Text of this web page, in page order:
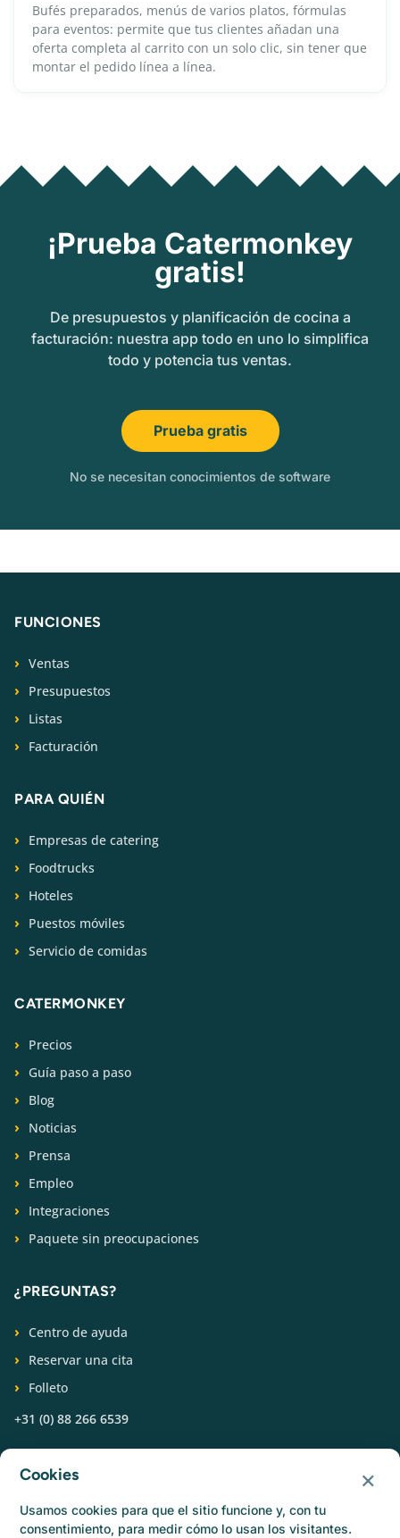
Bufés preparados, menús de varios platos, fórmulas
para eventos: permite que tus clientes añadan una
oferta completa al carrito con un solo clic, sin tener que
montar el pedido línea a línea.
¡Prueba Catermonkey
gratis!
De presupuestos y planificación de cocina a
facturación: nuestra app todo en uno lo simplifica
todo y potencia tus ventas.
Prueba gratis
No se necesitan conocimientos de software
FUNCIONES
Ventas
Presupuestos
Listas
Facturación
PARA QUIÉN
Empresas de catering
Foodtrucks
Hoteles
Puestos móviles
Servicio de comidas
CATERMONKEY
Precios
Guía paso a paso
Blog
Noticias
Prensa
Empleo
Integraciones
Paquete sin preocupaciones
¿PREGUNTAS?
Centro de ayuda
Reservar una cita
Folleto
+31 (0) 88 266 6539
Cookies ×
Usamos cookies para que el sitio funcione y, con tu
consentimiento, para medir cómo lo usan los visitantes.